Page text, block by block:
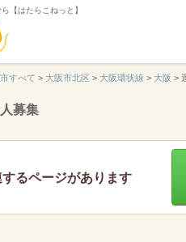
【はたらこねっと】
すべて > 大阪市北区 > 大阪環状線 > 大阪 >
募集
るページがあります